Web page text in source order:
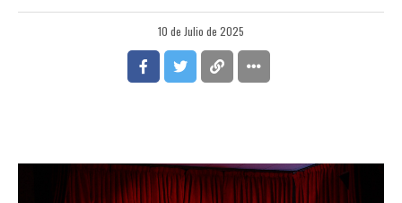
10 de Julio de 2025